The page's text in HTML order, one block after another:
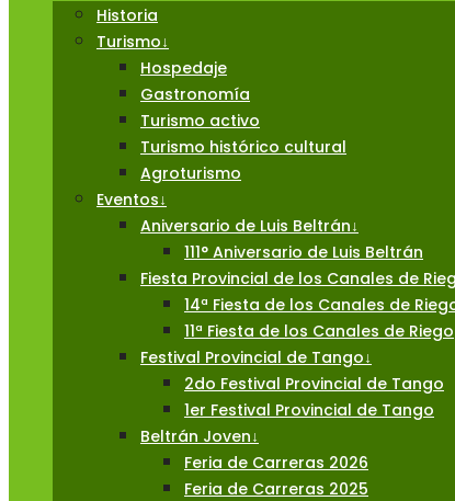
Historia
Turismo↓
Hospedaje
Gastronomía
Turismo activo
Turismo histórico cultural
Agroturismo
Eventos↓
Aniversario de Luis Beltrán↓
111° Aniversario de Luis Beltrán
Fiesta Provincial de los Canales de
14ª Fiesta de los Canales de
11ª Fiesta de los Canales de Riego
Festival Provincial de Tango↓
2do Festival Provincial de Tango
1er Festival Provincial de Tango
Beltrán Joven↓
Feria de Carreras 2026
Feria de Carreras 2025